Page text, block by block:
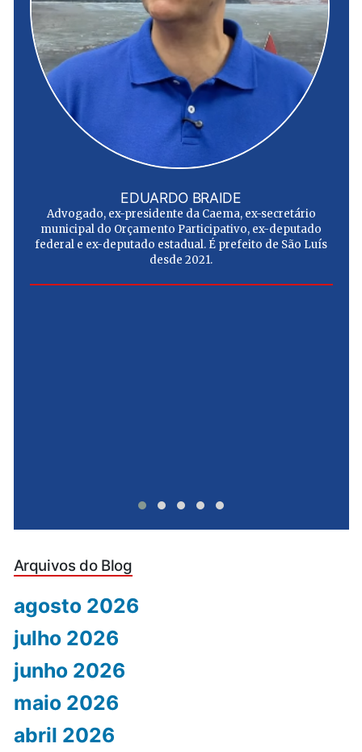
EDUARDO BRAIDE
Advogado, ex-presidente da Caema, ex-secretário
municipal do Orçamento Participativo, ex-deputado
federal e ex-deputado estadual. É prefeito de São Luís
desde 2021.
Arquivos do Blog
agosto 2026
julho 2026
junho 2026
maio 2026
abril 2026